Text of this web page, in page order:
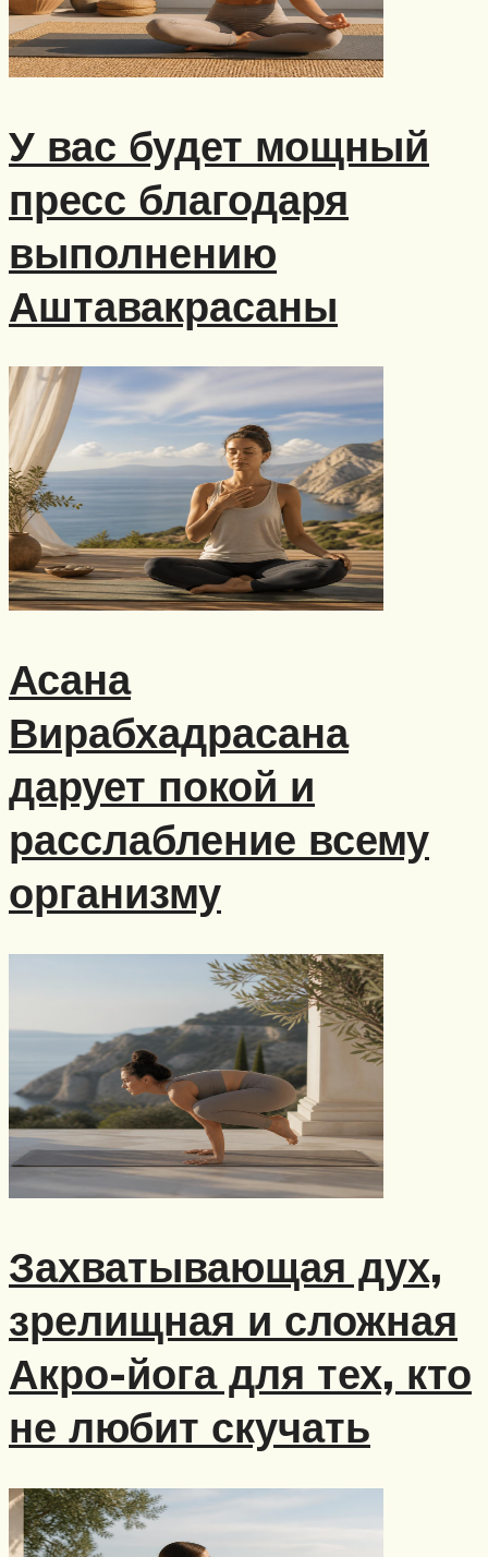
У вас будет мощный
пресс благодаря
выполнению
Аштавакрасаны
Асана
Вирабхадрасана
дарует покой и
расслабление всему
организму
Захватывающая дух,
зрелищная и сложная
Акро-йога для тех, кто
не любит скучать